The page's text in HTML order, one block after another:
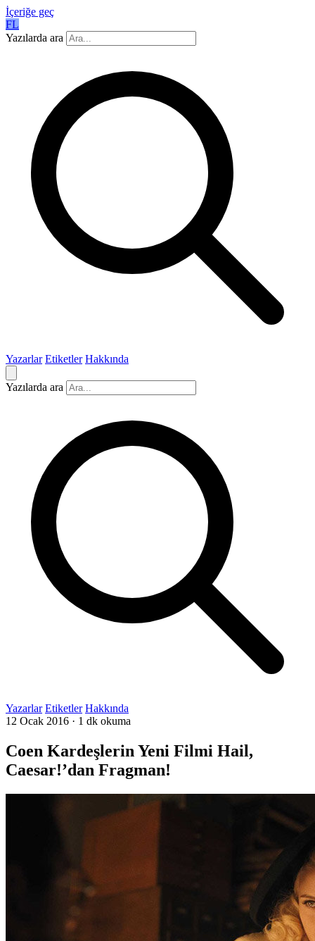
İçeriğe geç
FL
Yazılarda ara
Yazarlar Etiketler Hakkında
Yazılarda ara
Yazarlar Etiketler Hakkında
12 Ocak 2016 · 1 dk okuma
Coen Kardeşlerin Yeni Filmi Hail,
Caesar!’dan Fragman!